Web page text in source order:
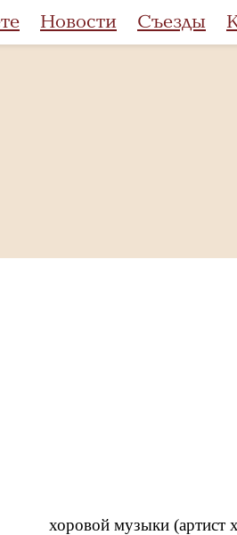
Новости Съезды
хоровой музыки (артист